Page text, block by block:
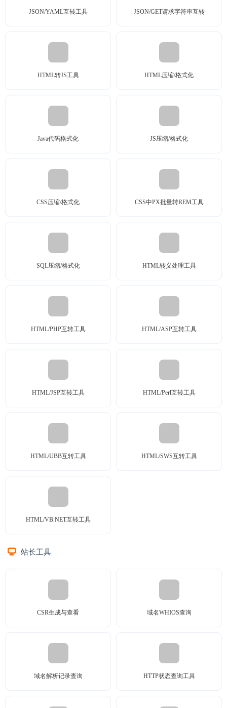
JSON/YAML互转工具 JSON/GET请求字符串互转
HTML转JS工具 HTML压缩/格式化
Java代码格式化 JS压缩/格式化
CSS压缩/格式化 CSS中PX批量转REM工具
SQL压缩/格式化 HTML转义处理工具
HTML/PHP互转工具 HTML/ASP互转工具
HTML/JSP互转工具 HTML/Perl互转工具
HTML/UBB互转工具 HTML/SWS互转工具
HTML/VB.NET互转工具
站长工具
CSR生成与查看 域名WHIOS查询
域名解析记录查询 HTTP状态查询工具